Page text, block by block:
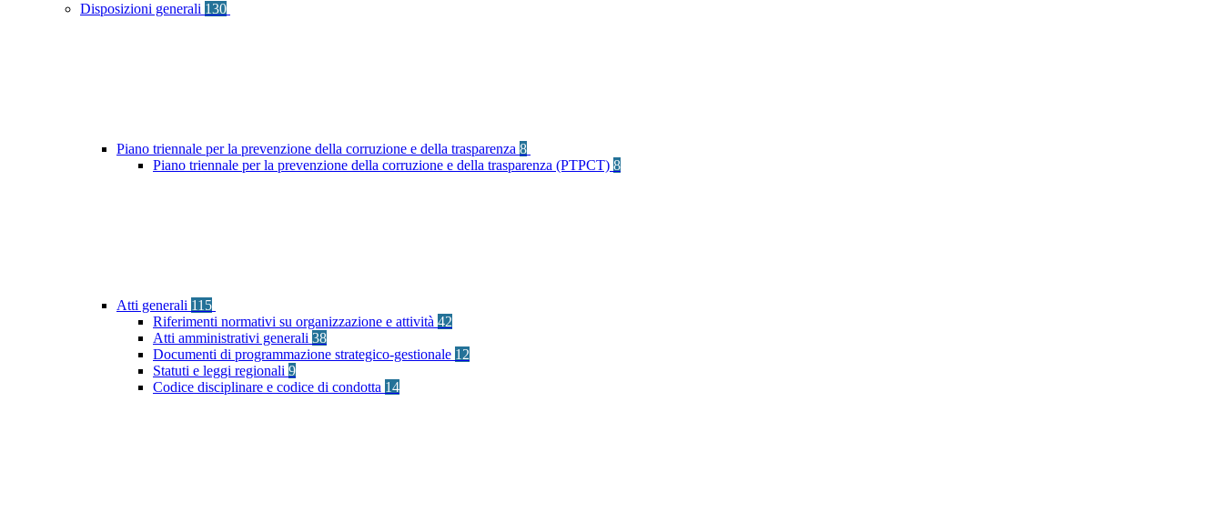
Disposizioni generali 130
Piano triennale per la prevenzione della corruzione e della trasparenza 8
Piano triennale per la prevenzione della corruzione e della trasparenza (PTPCT) 8
Atti generali 115
Riferimenti normativi su organizzazione e attività 42
Atti amministrativi generali 38
Documenti di programmazione strategico-gestionale 12
Statuti e leggi regionali 9
Codice disciplinare e codice di condotta 14